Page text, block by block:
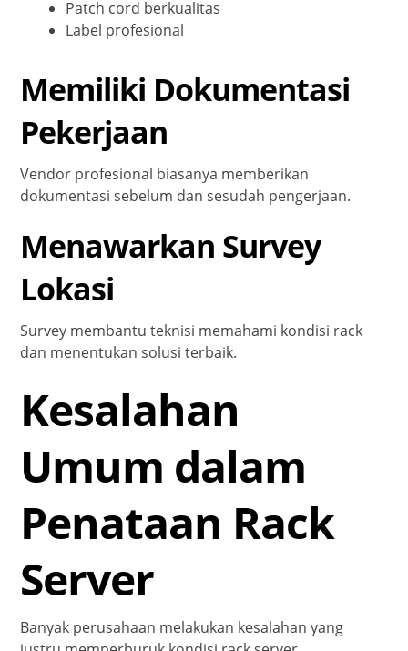
Patch cord berkualitas
Label profesional
Memiliki Dokumentasi
Pekerjaan
Vendor profesional biasanya memberikan
dokumentasi sebelum dan sesudah pengerjaan.
Menawarkan Survey
Lokasi
Survey membantu teknisi memahami kondisi rack
dan menentukan solusi terbaik.
Kesalahan
Umum dalam
Penataan Rack
Server
Banyak perusahaan melakukan kesalahan yang